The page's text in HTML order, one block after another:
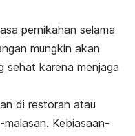
pernikahan selama
mungkin akan
sehat karena menjaga
di restoran atau
Kebiasaan-